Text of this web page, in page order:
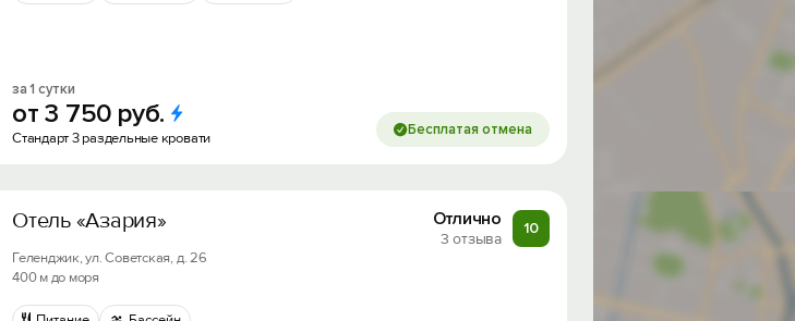
за 1 сутки
от3 750 руб.
Стандарт 3 раздельные кровати Бесплатая отмена
Отель «Азария» Отлично
3 отзыва
10
Геленджик, ул. Советская, д. 26
400 м до моря